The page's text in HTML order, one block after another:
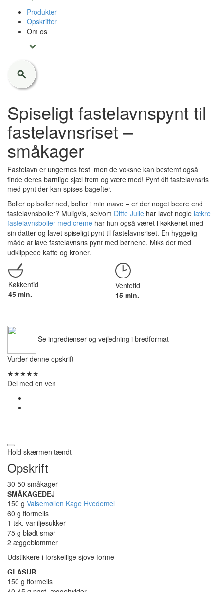
Produkter
Opskrifter
Om os
Spiseligt fastelavnspynt til
fastelavnsriset –
småkager
Fastelavn er ungernes fest, men de voksne kan bestemt også
finde deres barnlige sjæl frem og være med! Pynt dit fastelavnsris
med pynt der kan spises bagefter.
Boller op boller ned, boller i min mave – er der noget bedre end
fastelavnsboller? Muligvis, selvom Ditte Julie har lavet nogle lækre
fastelavnsboller med creme har hun også været i køkkenet med
sin datter og lavet spiseligt pynt til fastelavnsriset. En hyggelig
måde at lave fastelavnsris pynt med børnene. Miks det med
udklippede katte og kroner.
Køkkentid
45 min.
Ventetid
15 min.
Se ingredienser og vejledning i bredformat
Vurder denne opskrift
★★★★★
Del med en ven
Hold skærmen tændt
Opskrift
30-50 småkager
SMÅKAGEDEJ
150 g Valsemøllen Kage Hvedemel
60 g flormelis
1 tsk. vaniljesukker
75 g blødt smør
2 æggeblommer
Udstikkere i forskellige sjove forme
GLASUR
150 g flormelis